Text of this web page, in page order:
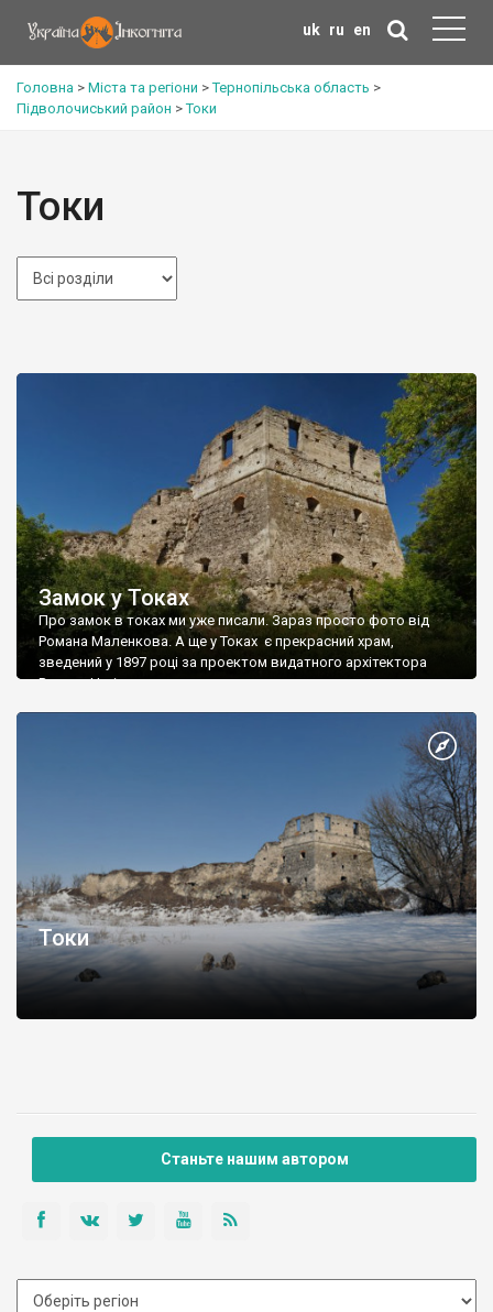
uk ru en
Головна > Міста та регіони >Тернопільська область >
Підволочиський район >Токи
Токи
Замок у Токах
Про замок в токах ми уже писали. Зараз просто фото від
Романа Маленкова. А ще у Токах є прекрасний храм,
зведений у 1897 році за проектом видатного архітектора
Василя Нагірного.
Токи
Станьте нашим автором